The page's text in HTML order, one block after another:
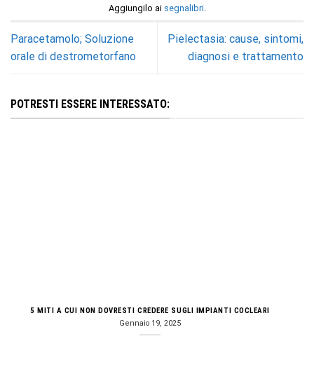
Aggiungilo ai segnalibri.
Paracetamolo; Soluzione
orale di destrometorfano
Pielectasia: cause, sintomi,
diagnosi e trattamento
POTRESTI ESSERE INTERESSATO:
5 MITI A CUI NON DOVRESTI CREDERE SUGLI IMPIANTI COCLEARI
Gennaio 19, 2025